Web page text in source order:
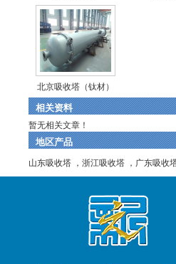
北京吸收塔（钛材）
相关资料
暂无相关文章！
地区产品
山东吸收塔， 浙江吸收塔， 广东吸收